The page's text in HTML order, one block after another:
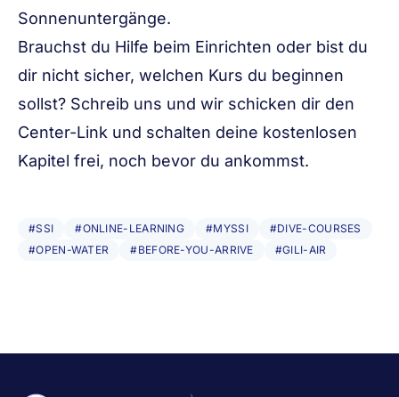
Sonnenuntergänge.
Brauchst du Hilfe beim Einrichten oder bist du
dir nicht sicher, welchen Kurs du beginnen
sollst? Schreib uns und wir schicken dir den
Center-Link und schalten deine kostenlosen
Kapitel frei, noch bevor du ankommst.
#SSI #ONLINE-LEARNING #MYSSI
#DIVE-COURSES
#OPEN-WATER
#BEFORE-YOU-ARRIVE #GILI-AIR